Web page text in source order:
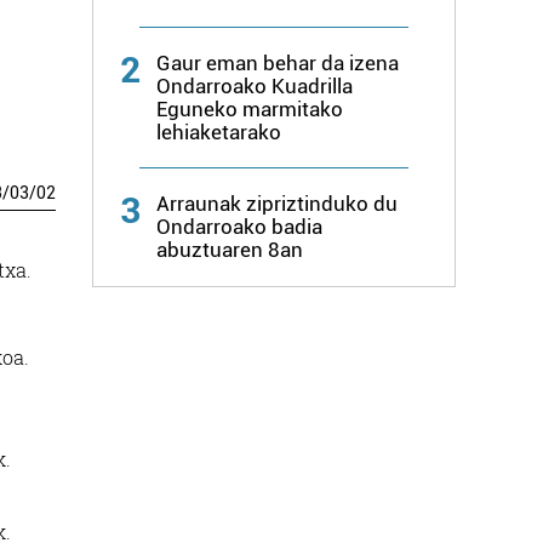
/03/02
2
Gaur eman behar da izena
Ondarroako Kuadrilla
Eguneko marmitako
lehiaketarako
3
Arraunak zipriztinduko du
Ondarroako badia
abuztuaren 8an